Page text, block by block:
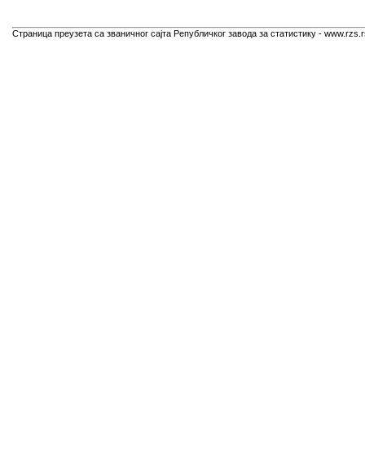
Страница преузета са званичног сајта Републичког завода за статистику -